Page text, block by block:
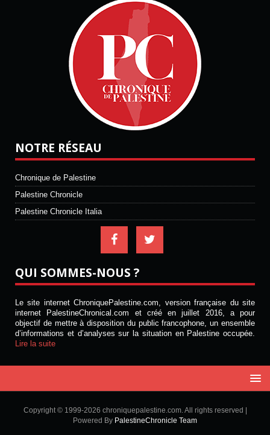
NOTRE RÉSEAU
Chronique de Palestine
Palestine Chronicle
Palestine Chronicle Italia
QUI SOMMES-NOUS ?
Le site internet ChroniquePalestine.com, version française du site
internet PalestineChronical.com et créé en juillet 2016, a pour
objectif de mettre à disposition du public francophone, un ensemble
d’informations et d’analyses sur la situation en Palestine occupée.
Lire la suite
Copyright © 1999-2026 chroniquepalestine.com. All rights reserved |
Powered By PalestineChronicle Team